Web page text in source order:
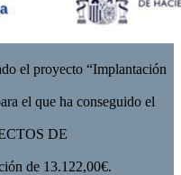
el proyecto “Implantación
el que ha conseguido el
DE
de 13.122,00€.